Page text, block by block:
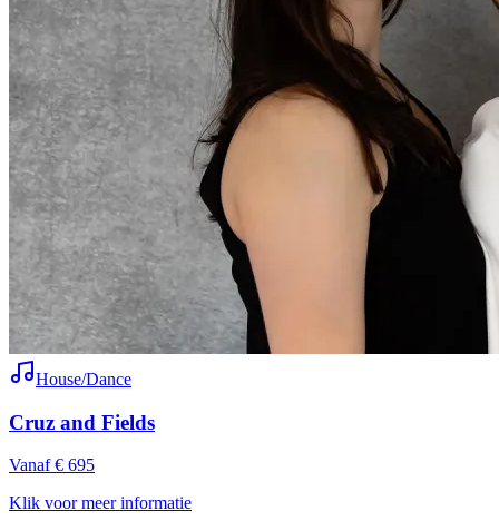
House/Dance
Cruz and Fields
Vanaf € 695
Klik voor meer informatie